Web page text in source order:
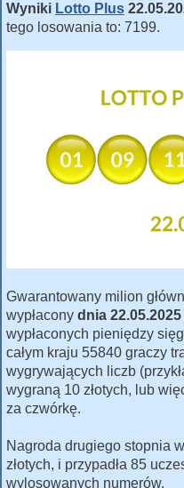
Wyniki Lotto Plus
tego losowania to: 7199.
Gwarantowany milion
wypłacony dnia 22.05.2025
wypłaconych pieniędzy
całym kraju 55840 graczy
wygrywających liczb
wygraną 10 złotych, lub
za czwórkę.
Nagroda drugiego stopnia
złotych, i przypadła 85
wylosowanych numerów.